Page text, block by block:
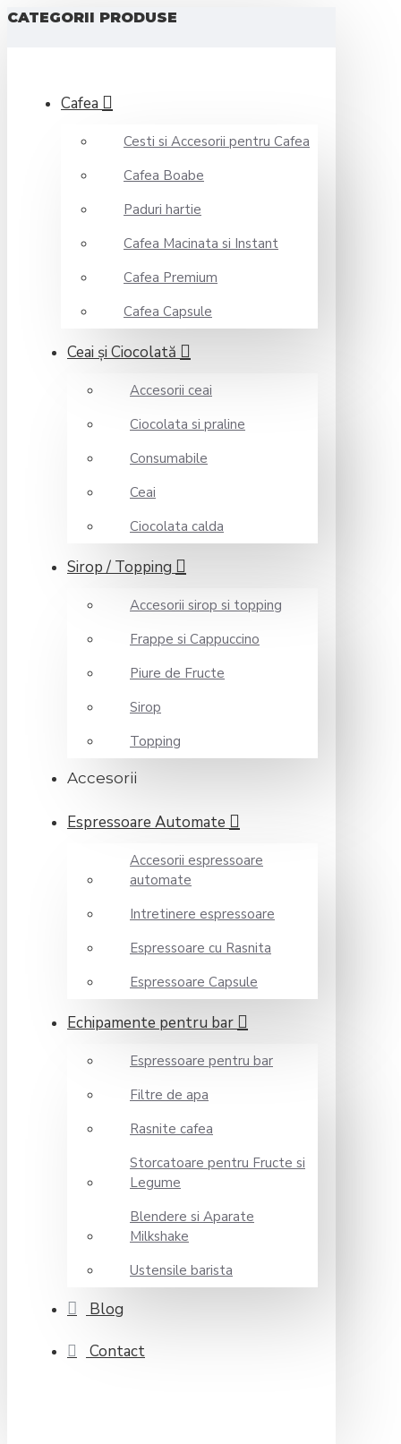
CATEGORII PRODUSE
Cafea
Cesti si Accesorii pentru Cafea
Cafea Boabe
Paduri hartie
Cafea Macinata si Instant
Cafea Premium
Cafea Capsule
Ceai şi Ciocolată
Accesorii ceai
Ciocolata si praline
Consumabile
Ceai
Ciocolata calda
Sirop / Topping
Accesorii sirop si topping
Frappe si Cappuccino
Piure de Fructe
Sirop
Topping
Accesorii
Espressoare Automate
Accesorii espressoare
automate
Intretinere espressoare
Espressoare cu Rasnita
Espressoare Capsule
Echipamente pentru bar
Espressoare pentru bar
Filtre de apa
Rasnite cafea
Storcatoare pentru Fructe si
Legume
Blendere si Aparate
Milkshake
Ustensile barista
Blog
Contact